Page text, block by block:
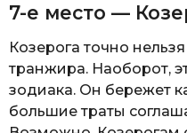
7-е место —
Козерога точно
транжира. Наоборот,
зодиака. Он бережет
большие траты